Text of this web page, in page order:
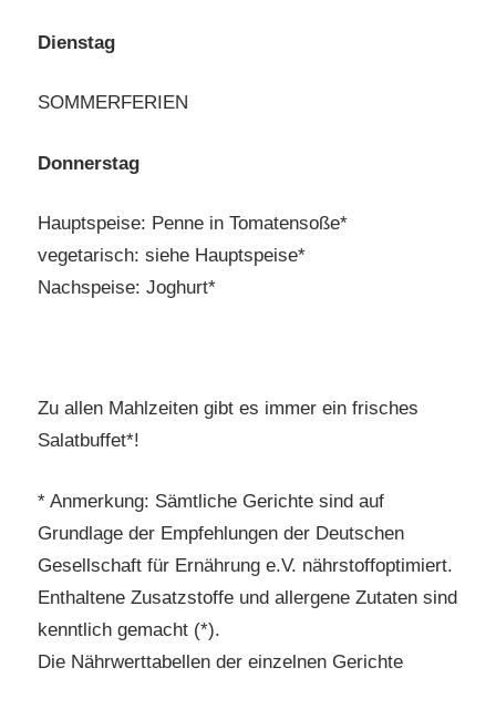
Dienstag
SOMMERFERIEN
Donnerstag
Hauptspeise: Penne in Tomatensoße*
vegetarisch: siehe Hauptspeise*
Nachspeise: Joghurt*
Zu allen Mahlzeiten gibt es immer ein frisches
Salatbuffet*!
* Anmerkung: Sämtliche Gerichte sind auf
Grundlage der Empfehlungen der Deutschen
Gesellschaft für Ernährung e.V. nährstoffoptimiert.
Enthaltene Zusatzstoffe und allergene Zutaten sind
kenntlich gemacht (*).
Die Nährwerttabellen der einzelnen Gerichte